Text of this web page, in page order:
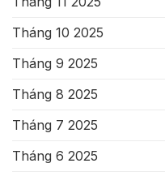
Tháng 10 2025
Tháng 9 2025
Tháng 8 2025
Tháng 7 2025
Tháng 6 2025